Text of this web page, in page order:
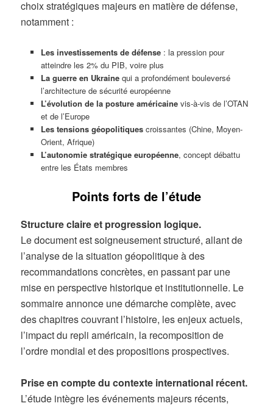
choix stratégiques majeurs en matière de défense,
notamment :
Les investissements de défense: la pression pour
atteindre les 2% du PIB, voire plus
La guerre en Ukrainequi a profondément bouleversé
l’architecture de sécurité européenne
L’évolution de la posture américainevis-à-vis de l’OTAN
et de l’Europe
Les tensions géopolitiquescroissantes (Chine, Moyen-
Orient, Afrique)
L’autonomie stratégique européenne, concept débattu
entre les États membres
Points forts de l’étude
Structure claire et progression logique.
Le document est soigneusement structuré, allant de
l’analyse de la situation géopolitique à des
recommandations concrètes, en passant par une
mise en perspective historique et institutionnelle. Le
sommaire annonce une démarche complète, avec
des chapitres couvrant l’histoire, les enjeux actuels,
l’impact du repli américain, la recomposition de
l’ordre mondial et des propositions prospectives.
Prise en compte du contexte international récent.
L’étude intègre les événements majeurs récents,